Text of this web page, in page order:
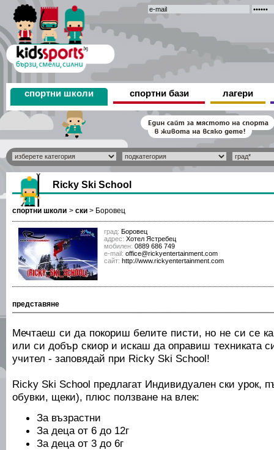
спортни школи спортни бази лагери
Ricky Ski School
спортни школи > ски > Боровец
град: Боровец
адрес: Хотел Ястребец
мобилен: 0889 686 749
е-mail: office@rickyentertainment.com
сайт: http://www.rickyentertainment.com
представяне
Мечтаеш си да покориш белите писти, но не си се
или си добър скиор и искаш да оправиш техниката
учител - заповядай при Ricky Ski School!
Ricky Ski School предлагат Индивидуален ски урок,
обувки, щеки), плюс ползване на влек:
За възрастни
За деца от 6 до 12г
За деца от 3 до 6г